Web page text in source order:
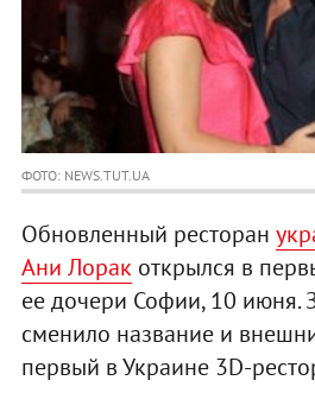
ФОТО: NEWS.TUT.UA
Обновленный ресторан
Ани Лорак открылся в
ее дочери Софии, 10 июня.
сменило название и
первый в Украине 3D-